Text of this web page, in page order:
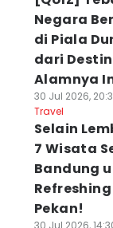
Negara
di Piala
dari
Alamnya
30 Jul 2026,
Travel
Selain
7 Wisata
Bandung
Pekan!
30 Jul 2026,